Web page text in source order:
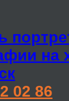
на
02 86